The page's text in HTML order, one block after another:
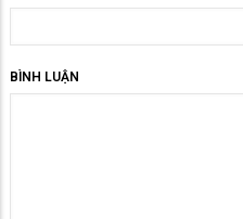
BÌNH LUẬN